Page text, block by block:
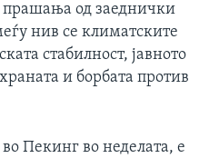
прашања од заеднички
нив се климатските
стабилност, јавното
и борбата против
Пекинг во неделата, е